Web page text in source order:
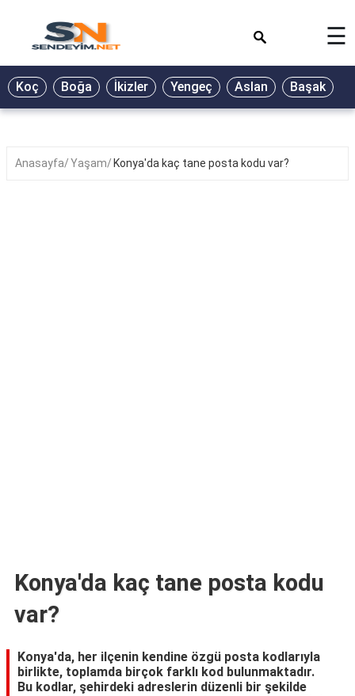
BİYOGRAFİ
GALERİ
☰
Koç Boğa İkizler Yengeç Aslan Başak
Anasayfa Yaşam Konya'da kaç tane posta kodu var?
Konya'da kaç tane posta kodu
var?
Konya'da, her ilçenin kendine özgü posta kodlarıyla
birlikte, toplamda birçok farklı kod bulunmaktadır.
Bu kodlar, şehirdeki adreslerin düzenli bir şekilde